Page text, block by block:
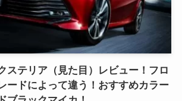
ステリア（見た目）レビュー！フロ
ードによって違う！おすすめカラー